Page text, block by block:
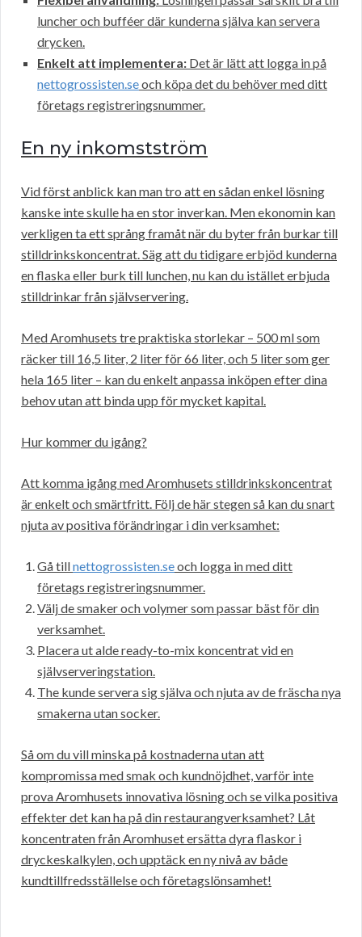
luncher och bufféer där kunderna själva kan servera
drycken.
Enkelt att implementera: Det är lätt att logga in på
nettogrossisten.seoch köpa det du behöver med ditt
företags registreringsnummer.
En ny inkomstström
Vid först anblick kan man tro att en sådan enkel lösning
kanske inte skulle ha en stor inverkan. Men ekonomin kan
verkligen ta ett språng framåt när du byter från burkar till
stilldrinkskoncentrat. Säg att du tidigare erbjöd kunderna
en flaska eller burk till lunchen, nu kan du istället erbjuda
stilldrinkar från självservering.
Med Aromhusets tre praktiska storlekar – 500 ml som
räcker till 16,5 liter, 2 liter för 66 liter, och 5 liter som ger
hela 165 liter – kan du enkelt anpassa inköpen efter dina
behov utan att binda upp för mycket kapital.
Hur kommer du igång?
Att komma igång med Aromhusets stilldrinkskoncentrat
är enkelt och smärtfritt. Följ de här stegen så kan du snart
njuta av positiva förändringar i din verksamhet:
Gå tillnettogrossisten.seoch logga in med ditt
företags registreringsnummer.
Välj de smaker och volymer som passar bäst för din
verksamhet.
Placera ut alde ready-to-mix koncentrat vid en
självserveringstation.
The kunde servera sig själva och njuta av de fräscha nya
smakerna utan socker.
Så om du vill minska på kostnaderna utan att
kompromissa med smak och kundnöjdhet, varför inte
prova Aromhusets innovativa lösning och se vilka positiva
effekter det kan ha på din restaurangverksamhet? Låt
koncentraten från Aromhuset ersätta dyra flaskor i
dryckeskalkylen, och upptäck en ny nivå av både
kundtillfredsställelse och företagslönsamhet!